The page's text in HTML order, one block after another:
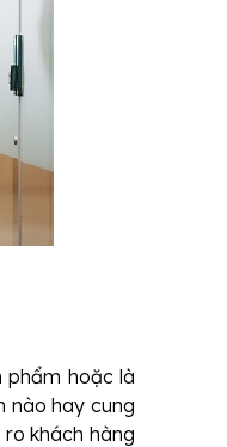
phẩm hoặc là
nào hay cung
khách hàng